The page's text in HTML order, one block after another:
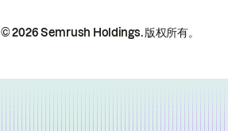
© 2026 Semrush Holdings.版权所有。